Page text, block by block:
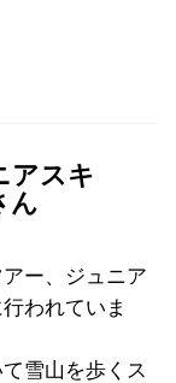
アスキ
ん
ー、ジュニア
われていま
雪山を歩くス